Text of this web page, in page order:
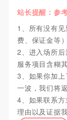
站长提醒：参
1、所有没有
费、保证金等
2、进入场所
服务项目含糊
3、如果你加
一波，我们将
4、如果联系
理由以及证据